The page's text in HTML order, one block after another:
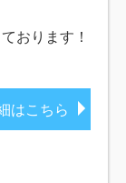
おります！
はこちら